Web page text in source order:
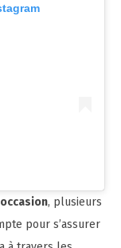
, plusieurs
pour s’assurer